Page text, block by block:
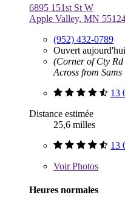
6895 151st St W
Apple Valley, MN
(952) 432-0789
Ouvert
(Corner of Cty Rd
Across from
13
Distance estimée
25,6 milles
13
VoirPhotos
Heures normales